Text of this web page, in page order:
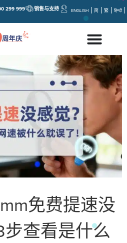
销售与支持
299 999 ENGLISH 简 繁 हिन्दी
免费提速没
查看是什么